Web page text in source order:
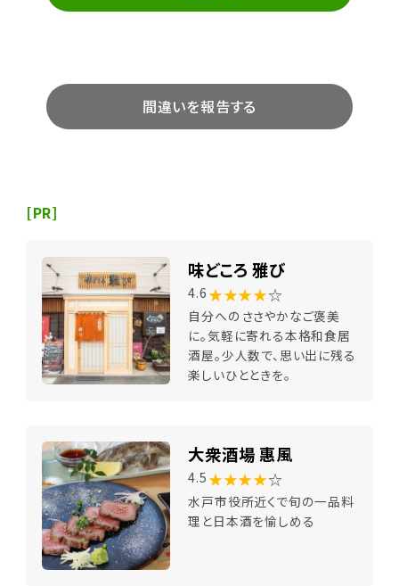
間違いを報告する
[PR]
味どころ 雅び
4.6 ★★★★☆
自分へのささやかなご褒美
に。気軽に寄れる本格和食居
酒屋。少人数で、思い出に残る
楽しいひとときを。
大衆酒場 惠風
4.5 ★★★★☆
水戸市役所近くで旬の一品料
理と日本酒を愉しめる